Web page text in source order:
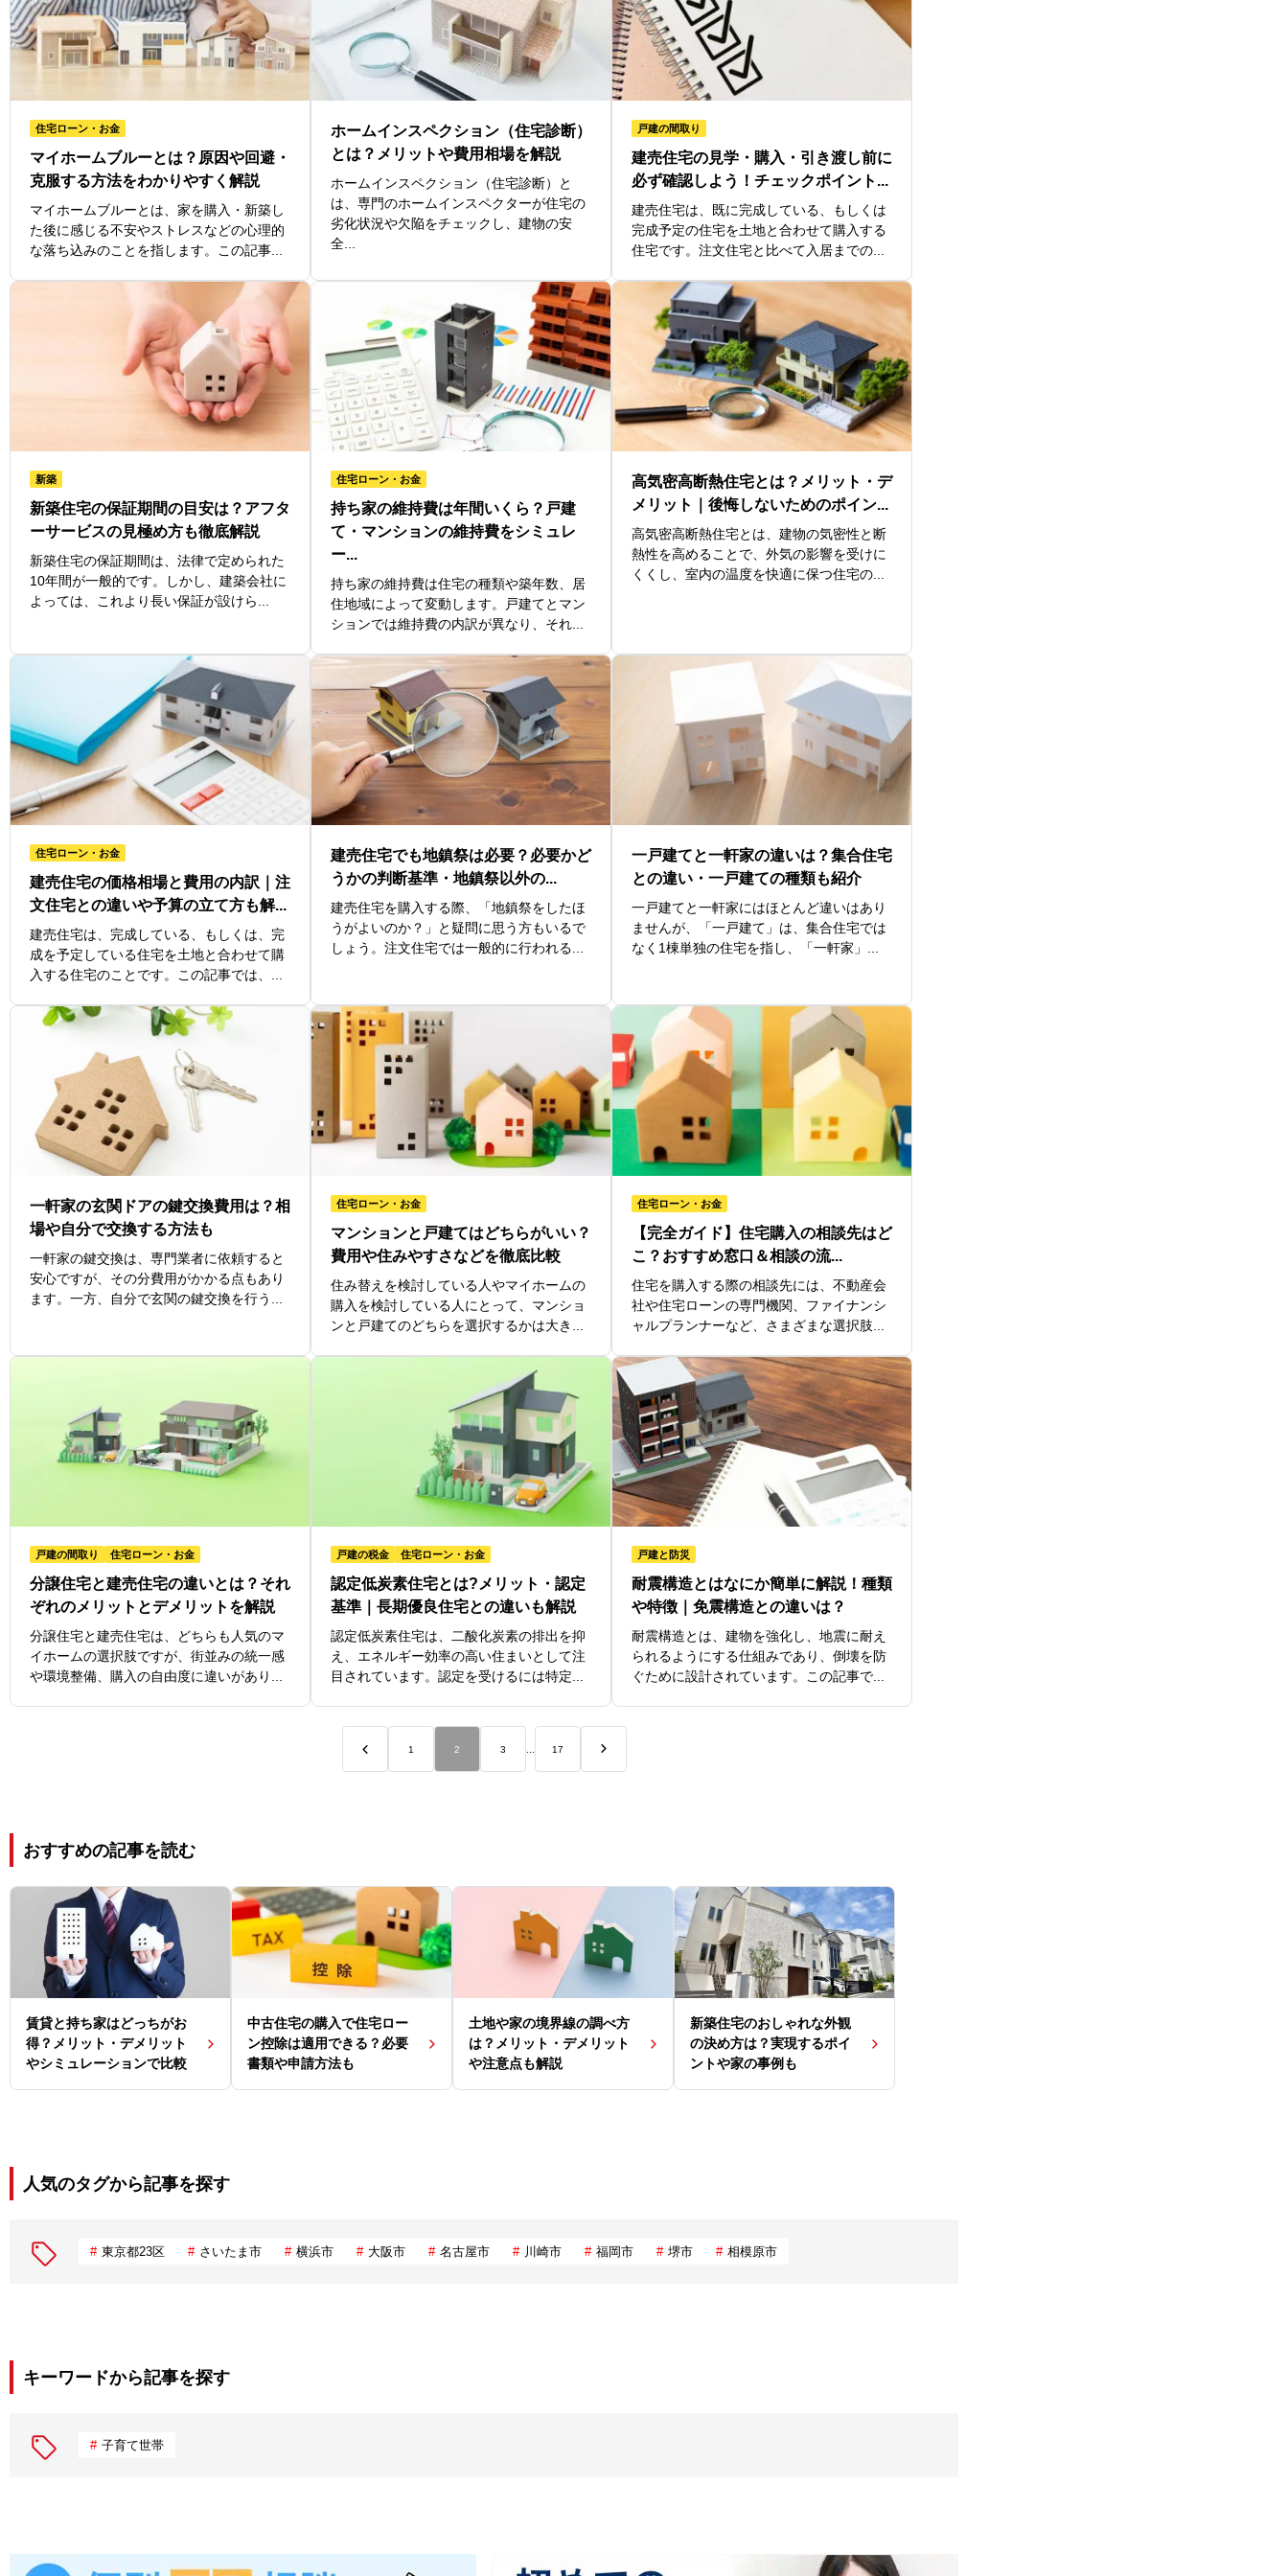
住宅ローン・お金
マイホームブルーとは？原因や回避・
克服する方法をわかりやすく解説
マイホームブルーとは、家を購入・新築し
た後に感じる不安やストレスなどの心理的
な落ち込みのことを指します。この記事...
ホームインスペクション（住宅診断）
とは？メリットや費用相場を解説
ホームインスペクション（住宅診断）と
は、専門のホームインスペクターが住宅の
劣化状況や欠陥をチェックし、建物の安
全...
戸建の間取り
建売住宅の見学・購入・引き渡し前に
必ず確認しよう！チェックポイント...
建売住宅は、既に完成している、もしくは
完成予定の住宅を土地と合わせて購入する
住宅です。注文住宅と比べて入居までの...
新築
新築住宅の保証期間の目安は？アフタ
ーサービスの見極め方も徹底解説
新築住宅の保証期間は、法律で定められた
10年間が一般的です。しかし、建築会社に
よっては、これより長い保証が設けら...
住宅ローン・お金
持ち家の維持費は年間いくら？戸建
て・マンションの維持費をシミュレ
ー...
持ち家の維持費は住宅の種類や築年数、居
住地域によって変動します。戸建てとマン
ションでは維持費の内訳が異なり、それ...
高気密高断熱住宅とは？メリット・デ
メリット｜後悔しないためのポイン...
高気密高断熱住宅とは、建物の気密性と断
熱性を高めることで、外気の影響を受けに
くくし、室内の温度を快適に保つ住宅の...
住宅ローン・お金
建売住宅の価格相場と費用の内訳｜注
文住宅との違いや予算の立て方も解...
建売住宅は、完成している、もしくは、完
成を予定している住宅を土地と合わせて購
入する住宅のことです。この記事では、...
建売住宅でも地鎮祭は必要？必要かど
うかの判断基準・地鎮祭以外の...
建売住宅を購入する際、「地鎮祭をしたほ
うがよいのか？」と疑問に思う方もいるで
しょう。注文住宅では一般的に行われる...
一戸建てと一軒家の違いは？集合住宅
との違い・一戸建ての種類も紹介
一戸建てと一軒家にはほとんど違いはあり
ませんが、「一戸建て」は、集合住宅では
なく1棟単独の住宅を指し、「一軒家」...
一軒家の玄関ドアの鍵交換費用は？相
場や自分で交換する方法も
一軒家の鍵交換は、専門業者に依頼すると
安心ですが、その分費用がかかる点もあり
ます。一方、自分で玄関の鍵交換を行う...
住宅ローン・お金
マンションと戸建てはどちらがいい？
費用や住みやすさなどを徹底比較
住み替えを検討している人やマイホームの
購入を検討している人にとって、マンショ
ンと戸建てのどちらを選択するかは大き...
住宅ローン・お金
【完全ガイド】住宅購入の相談先はど
こ？おすすめ窓口＆相談の流...
住宅を購入する際の相談先には、不動産会
社や住宅ローンの専門機関、ファイナンシ
ャルプランナーなど、さまざまな選択肢...
戸建の間取り 住宅ローン・お金
分譲住宅と建売住宅の違いとは？それ
ぞれのメリットとデメリットを解説
分譲住宅と建売住宅は、どちらも人気のマ
イホームの選択肢ですが、街並みの統一感
や環境整備、購入の自由度に違いがあり...
戸建の税金 住宅ローン・お金
認定低炭素住宅とは?メリット・認定
基準｜長期優良住宅との違いも解説
認定低炭素住宅は、二酸化炭素の排出を抑
え、エネルギー効率の高い住まいとして注
目されています。認定を受けるには特定...
戸建と防災
耐震構造とはなにか簡単に解説！種類
や特徴｜免震構造との違いは？
耐震構造とは、建物を強化し、地震に耐え
られるようにする仕組みであり、倒壊を防
ぐために設計されています。この記事で...
< 1 2 3 17 >
おすすめの記事を読む
賃貸と持ち家はどっちがお
得？メリット・デメリット
やシミュレーションで比較
中古住宅の購入で住宅ロー
ン控除は適用できる？必要
書類や申請方法も
土地や家の境界線の調べ方
は？メリット・デメリット
や注意点も解説
新築住宅のおしゃれな外観
の決め方は？実現するポイ
ントや家の事例も
人気のタグから記事を探す
東京都23区 さいたま市 横浜市 大阪市 名古屋市 川崎市 福岡市 堺市 相模原市
キーワードから記事を探す
子育て世帯